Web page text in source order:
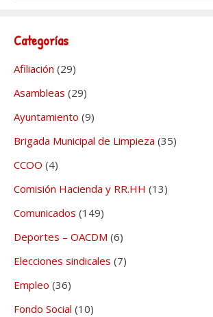
Categorías
Afiliación (29)
Asambleas (29)
Ayuntamiento (9)
Brigada Municipal de Limpieza (35)
CCOO (4)
Comisión Hacienda y RR.HH (13)
Comunicados (149)
Deportes – OACDM (6)
Elecciones sindicales (7)
Empleo (36)
Fondo Social (10)